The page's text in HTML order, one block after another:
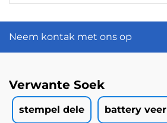
Neem kontak met ons op
Verwante Soek
stempel dele battery veer